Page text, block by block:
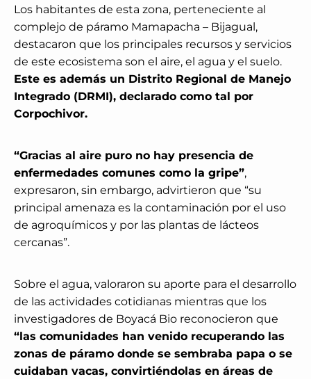
Los habitantes de esta zona, perteneciente al
complejo de páramo Mamapacha – Bijagual,
destacaron que los principales recursos y servicios
de este ecosistema son el aire, el agua y el suelo.
Este es además un Distrito Regional de Manejo
Integrado (DRMI), declarado como tal por
Corpochivor.
“Gracias al aire puro no hay presencia de
enfermedades comunes como la gripe”,
expresaron, sin embargo, advirtieron que “su
principal amenaza es la contaminación por el uso
de agroquímicos y por las plantas de lácteos
cercanas”.
Sobre el agua, valoraron su aporte para el desarrollo
de las actividades cotidianas mientras que los
investigadores de Boyacá Bio reconocieron que
“las comunidades han venido recuperando las
zonas de páramo donde se sembraba papa o se
cuidaban vacas, convirtiéndolas en áreas de